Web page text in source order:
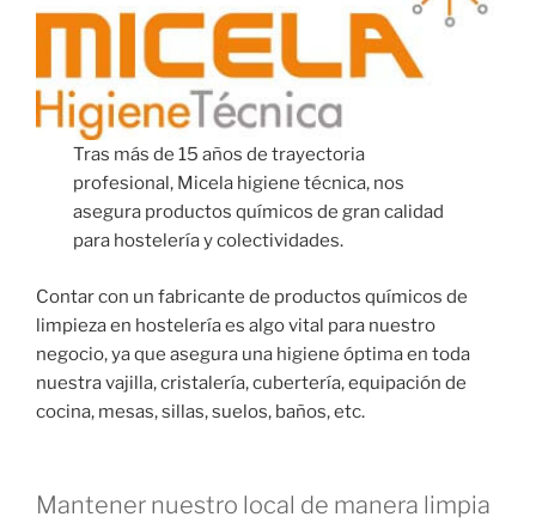
Tras más de 15 años de trayectoria
profesional, Micela higiene técnica, nos
asegura productos químicos de gran calidad
para hostelería y colectividades.
Contar con un fabricante de productos químicos de
limpieza en hostelería es algo vital para nuestro
negocio, ya que asegura una higiene óptima en toda
nuestra vajilla, cristalería, cubertería, equipación de
cocina, mesas, sillas, suelos, baños, etc.
Mantener nuestro local de manera limpia